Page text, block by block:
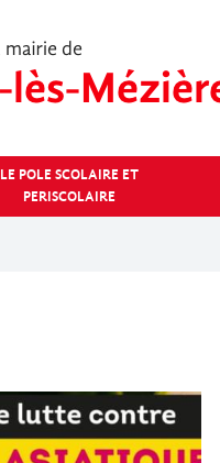
LE POLE SCOLAIRE ET
PERISCOLAIRE